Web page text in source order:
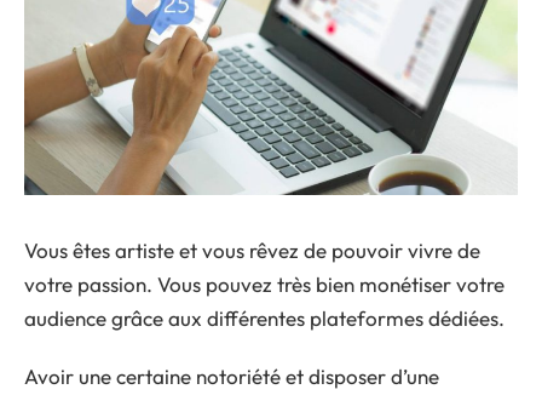
Vous êtes artiste et vous rêvez de pouvoir vivre de
votre passion. Vous pouvez très bien monétiser votre
audience grâce aux différentes plateformes dédiées.
Avoir une certaine notoriété et disposer d’une